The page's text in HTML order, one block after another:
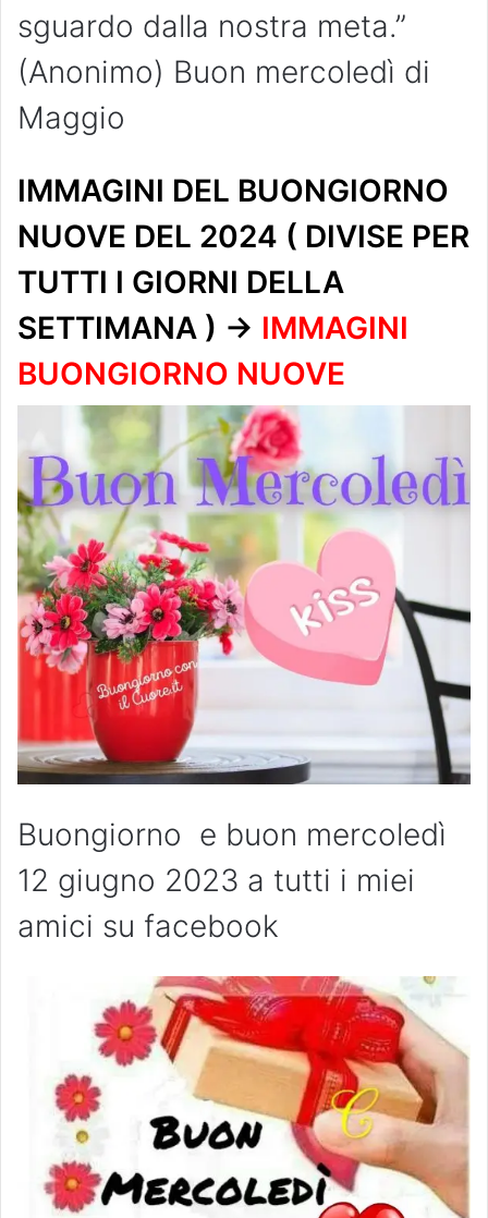
sguardo dalla nostra meta.”
(Anonimo) Buon mercoledì di
Maggio
IMMAGINI DEL BUONGIORNO
NUOVE DEL 2024 ( DIVISE PER
TUTTI I GIORNI DELLA
SETTIMANA ) -> IMMAGINI
BUONGIORNO NUOVE
Buongiorno e buon mercoledì
12 giugno 2023 a tutti i miei
amici su facebook